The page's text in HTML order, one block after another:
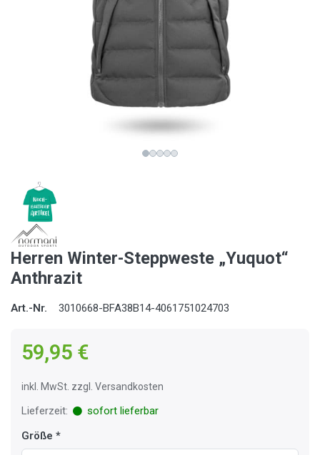
Herren Winter-Steppweste „Yuquot“
Anthrazit
Art.-Nr. 3010668-BFA38B14-4061751024703
59,95 €
inkl. MwSt. zzgl. Versandkosten
Lieferzeit:
sofort lieferbar
Größe